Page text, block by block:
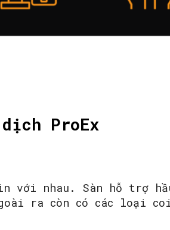
ProEx
với nhau. Sàn hỗ trợ
ra còn có các loại